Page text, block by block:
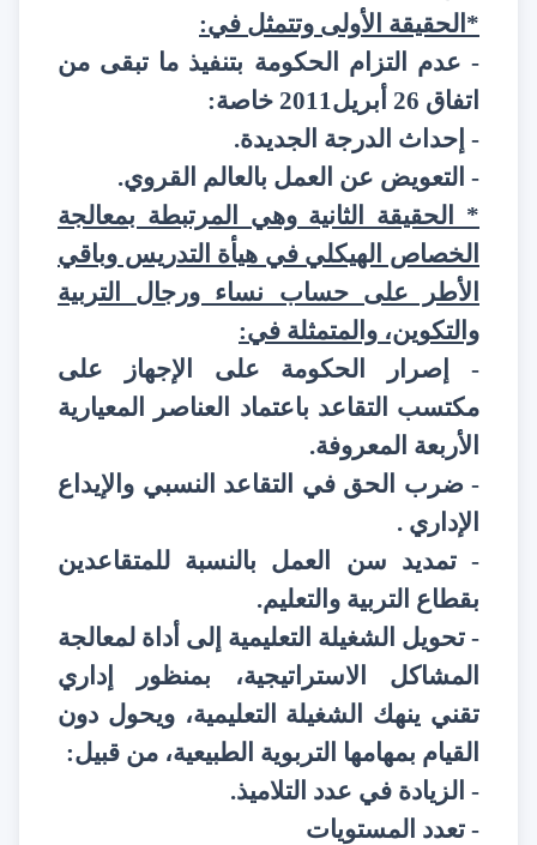
*الحقيقة الأولى وتتمثل في:
- عدم التزام الحكومة بتنفيذ ما تبقى من
اتفاق 26 أبريل2011 خاصة:
- إحداث الدرجة الجديدة.
- التعويض عن العمل بالعالم القروي.
* الحقيقة الثانية وهي المرتبطة بمعالجة
الخصاص الهيكلي في هيأة التدريس وباقي
الأطر على حساب نساء ورجال التربية
والتكوين، والمتمثلة في:
- إصرار الحكومة على الإجهاز على
مكتسب التقاعد باعتماد العناصر المعيارية
الأربعة المعروفة.
- ضرب الحق في التقاعد النسبي والإيداع
الإداري .
- تمديد سن العمل بالنسبة للمتقاعدين
بقطاع التربية والتعليم.
- تحويل الشغيلة التعليمية إلى أداة لمعالجة
المشاكل الاستراتيجية، بمنظور إداري
تقني ينهك الشغيلة التعليمية، ويحول دون
القيام بمهامها التربوية الطبيعية، من قبيل:
- الزيادة في عدد التلاميذ.
- تعدد المستويات